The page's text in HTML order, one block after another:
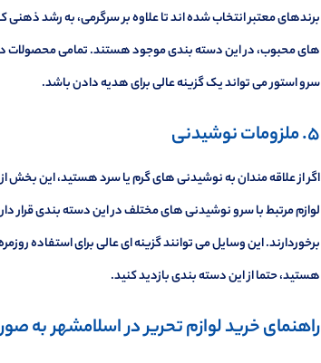
برندهای معتبر انتخاب شده اند تا علاوه بر سرگرمی، به رشد
های محبوب، در این دسته بندی موجود هستند. تمامی محصولات
سرو استور می تواند یک گزینه عالی برای هدیه دادن باشد.
5. ملزومات نوشیدنی
اگر از علاقه مندان به نوشیدنی های گرم یا سرد هستید، این بخش
لوازم مرتبط با سرو نوشیدنی های مختلف در این دسته بندی قرار
برخوردارند. این وسایل می توانند گزینه ای عالی برای استفاده
هستید، حتما از این دسته بندی بازدید کنید.
راهنمای خرید لوازم تحریر در اسلامشهر به